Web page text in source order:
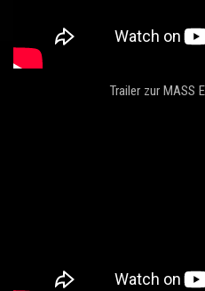
Trailer zur MASS